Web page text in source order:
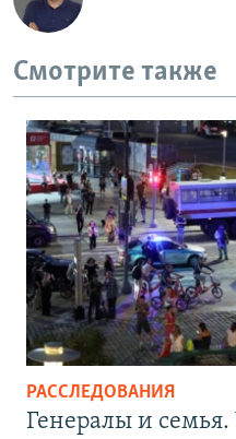
Смотрите также
РАССЛЕДОВАНИЯ
Генералы и семья.